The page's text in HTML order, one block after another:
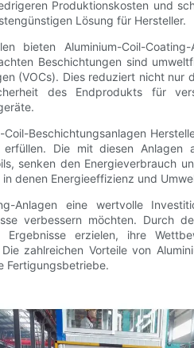
Produktionskosten und
Lösung für Hersteller.
bieten Aluminium-Coil-
Beschichtungen sind
(VOCs). Dies reduziert nicht nur
des Endprodukts für
Coil-Beschichtungsanlagen
Die mit diesen Anlagen
senken den Energieverbrauch
denen Energieeffizienz und
Anlagen eine wertvolle
verbessern möchten. Durch
Ergebnisse erzielen, ihre
zahlreichen Vorteile von
Fertigungsbetriebe.